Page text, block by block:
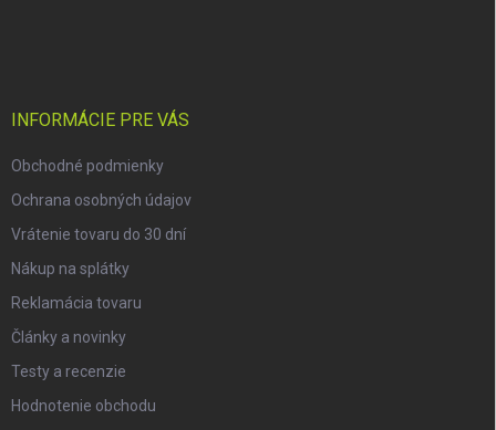
INFORMÁCIE PRE VÁS
Obchodné podmienky
Ochrana osobných údajov
Vrátenie tovaru do 30 dní
Nákup na splátky
Reklamácia tovaru
Články a novinky
Testy a recenzie
Hodnotenie obchodu